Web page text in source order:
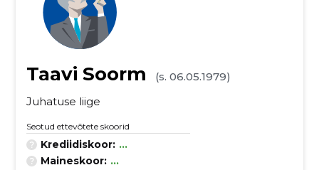
Taavi Soorm
(s. 06.05.1979)
Juhatuse liige
Seotud ettevõtete skoorid
Krediidiskoor: ...
Maineskoor: ...